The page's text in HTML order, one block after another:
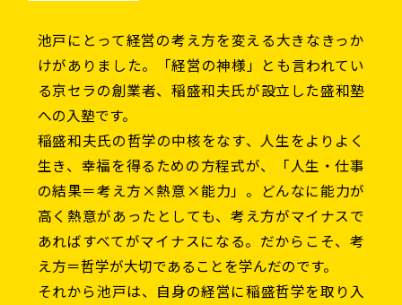
池戸にとって経営の考え方を変える大きなきっか
けがありました。「経営の神様」とも言われてい
る京セラの創業者、稲盛和夫氏が設立した盛和塾
への入塾です。
稲盛和夫氏の哲学の中核をなす、人生をよりよく
生き、幸福を得るための方程式が、「人生・仕事
の結果＝考え方×熱意×能力」。どんなに能力が
高く熱意があったとしても、考え方がマイナスで
あればすべてがマイナスになる。だからこそ、考
え方＝哲学が大切であることを学んだのです。
それから池戸は、自身の経営に稲盛哲学を取り入